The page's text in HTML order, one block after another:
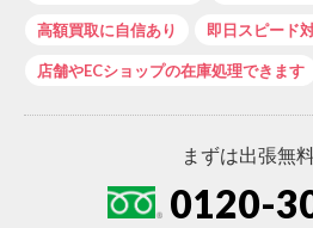
高額買取に自信あり 即日スピード
店舗やECショップの在庫処理できます
まずは出張無
0120-